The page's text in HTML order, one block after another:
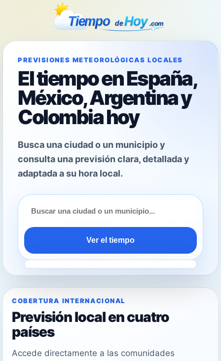
PREVISIONES METEOROLÓGICAS LOCALES
El tiempo en España,
México, Argentina y
Colombia hoy
Busca una ciudad o un municipio y
consulta una previsión clara, detallada y
adaptada a su hora local.
Ver el tiempo
COBERTURA INTERNACIONAL
Previsión local en cuatro
países
Accede directamente a las comunidades